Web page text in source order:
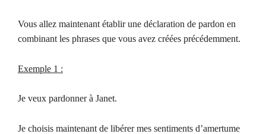
Vous allez maintenant établir une déclaration de pardon en
combinant les phrases que vous avez créées précédemment.
Exemple 1 :
Je veux pardonner à Janet.
Je choisis maintenant de libérer mes sentiments d’amertume